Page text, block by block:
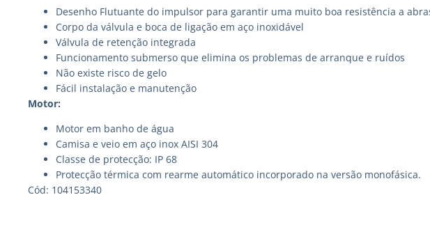
Desenho Flutuante do impulsor para garantir uma muito boa resistência a
Corpo da válvula e boca de ligação em aço inoxidável
Válvula de retenção integrada
Funcionamento submerso que elimina os problemas de arranque e ruídos
Não existe risco de gelo
Fácil instalação e manutenção
Motor:
Motor em banho de água
Camisa e veio em aço inox AISI 304
Classe de protecção: IP 68
Protecção térmica com rearme automático incorporado na versão monofásica.
Cód: 104153340